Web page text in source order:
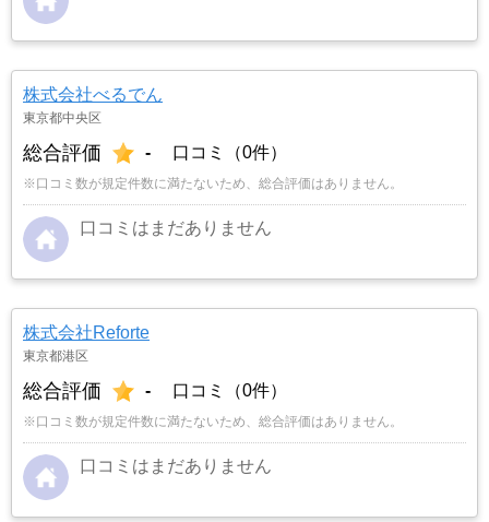
株式会社べるでん
東京都中央区
総合評価 - 口コミ（0件）
※口コミ数が規定件数に満たないため、総合評価はありません。
口コミはまだありません
株式会社Reforte
東京都港区
総合評価 - 口コミ（0件）
※口コミ数が規定件数に満たないため、総合評価はありません。
口コミはまだありません